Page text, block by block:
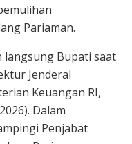
Pariaman.
langsung Bupati saat
Jenderal
Keuangan RI,
Dalam
Penjabat